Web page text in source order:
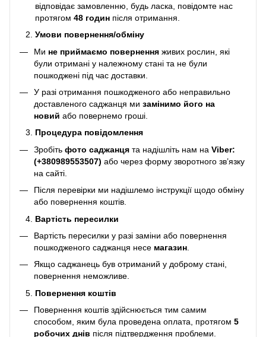
відповідає замовленню, будь ласка, повідомте нас
протягом 48 годин після отримання.
Умови повернення/обміну
Ми не приймаємо повернення живих рослин, які
були отримані у належному стані та не були
пошкоджені під час доставки.
У разі отримання пошкодженого або неправильно
доставленого саджанця ми замінимо його на
новий або повернемо гроші.
Процедура повідомлення
Зробіть фото саджанця та надішліть нам на Viber:
(+380989553507) або через форму зворотного зв’язку
на сайті.
Після перевірки ми надішлемо інструкції щодо обміну
або повернення коштів.
Вартість пересилки
Вартість пересилки у разі заміни або повернення
пошкодженого саджанця несе магазин
Якщо саджанець був отриманий у доброму стані,
повернення неможливе.
Повернення коштів
Повернення коштів здійснюється тим самим
способом, яким була проведена оплата, протягом 5
робочих днів після підтвердження проблеми.